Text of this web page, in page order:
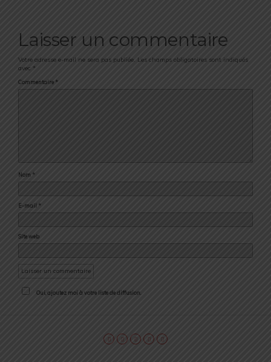
Laisser un commentaire
Votre adresse e-mail ne sera pas publiée. Les champs obligatoires sont indiqués
avec *
Commentaire *
Nom *
E-mail *
Site web
Oui, ajoutez moi à votre liste de diffusion.